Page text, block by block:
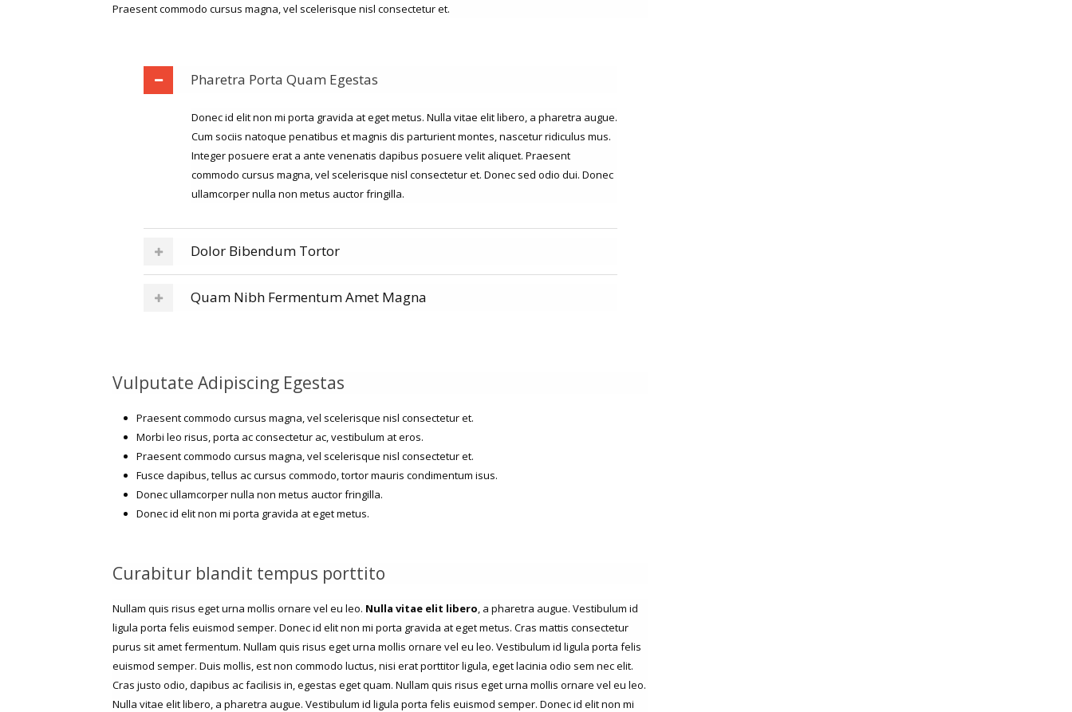
Praesent commodo cursus magna, vel scelerisque nisl consectetur et.
Pharetra Porta Quam Egestas
Donec id elit non mi porta gravida at eget metus. Nulla vitae elit libero, a pharetra augue.
Cum sociis natoque penatibus et magnis dis parturient montes, nascetur ridiculus mus.
Integer posuere erat a ante venenatis dapibus posuere velit aliquet. Praesent
commodo cursus magna, vel scelerisque nisl consectetur et. Donec sed odio dui. Donec
ullamcorper nulla non metus auctor fringilla.
Dolor Bibendum Tortor
Quam Nibh Fermentum Amet Magna
Vulputate Adipiscing Egestas
Praesent commodo cursus magna, vel scelerisque nisl consectetur et.
Morbi leo risus, porta ac consectetur ac, vestibulum at eros.
Praesent commodo cursus magna, vel scelerisque nisl consectetur et.
Fusce dapibus, tellus ac cursus commodo, tortor mauris condimentum isus.
Donec ullamcorper nulla non metus auctor fringilla.
Donec id elit non mi porta gravida at eget metus.
Curabitur blandit tempus porttito
Nullam quis risus eget urna mollis ornare vel eu leo. Nulla vitae elit libero, a pharetra augue. Vestibulum id
ligula porta felis euismod semper. Donec id elit non mi porta gravida at eget metus. Cras mattis consectetur
purus sit amet fermentum. Nullam quis risus eget urna mollis ornare vel eu leo. Vestibulum id ligula porta felis
euismod semper. Duis mollis, est non commodo luctus, nisi erat porttitor ligula, eget lacinia odio sem nec elit.
Cras justo odio, dapibus ac facilisis in, egestas eget quam. Nullam quis risus eget urna mollis ornare vel eu leo.
Nulla vitae elit libero, a pharetra augue. Vestibulum id ligula porta felis euismod semper. Donec id elit non mi